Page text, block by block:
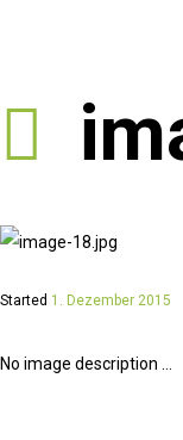
Started 1. Dezember 2015
No image description ...